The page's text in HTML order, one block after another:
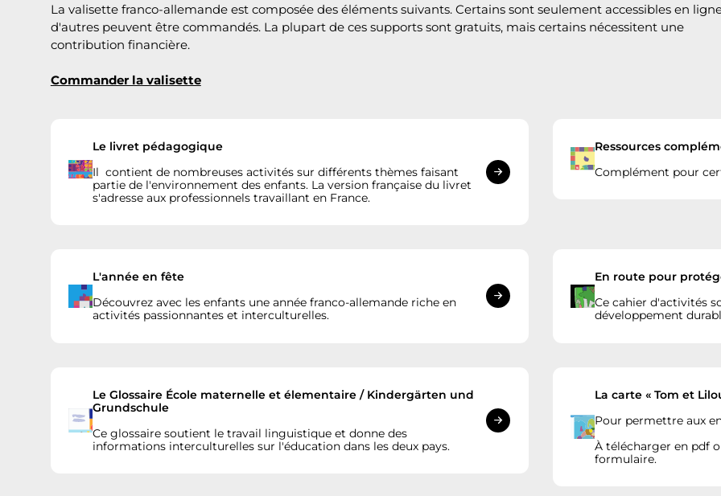
La valisette franco-allemande est composée des éléments suivants. Certains sont seulement accessibles en
d'autres peuvent être commandés. La plupart de ces supports sont gratuits, mais certains nécessitent une
contribution financière.
Commander la valisette
Le livret pédagogique
Il contient de nombreuses activités sur différents thèmes faisant
partie de l'environnement des enfants. La version française du livret
s'adresse aux professionnels travaillant en France.
Ressources
Complément pour
L'année en fête
Découvrez avec les enfants une année franco-allemande riche en
activités passionnantes et interculturelles.
En route pour
Ce cahier d'activités
développement
Le Glossaire École maternelle et élementaire / Kindergärten und
Grundschule
Ce glossaire soutient le travail linguistique et donne des
informations interculturelles sur l'éducation dans les deux pays.
La carte « Tom et
Pour permettre aux
À télécharger en pdf
formulaire.